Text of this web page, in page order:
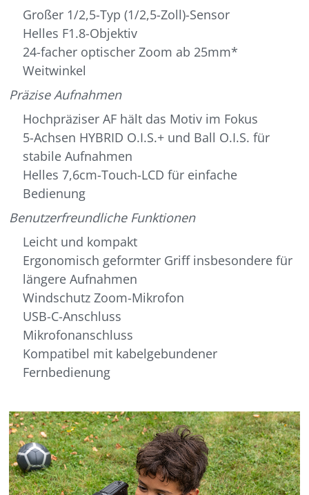
Großer 1/2,5-Typ (1/2,5-Zoll)-Sensor
Helles F1.8-Objektiv
24-facher optischer Zoom ab 25mm*
Weitwinkel
Präzise Aufnahmen
Hochpräziser AF hält das Motiv im Fokus
5-Achsen HYBRID O.I.S.+ und Ball O.I.S. für
stabile Aufnahmen
Helles 7,6cm-Touch-LCD für einfache
Bedienung
Benutzerfreundliche Funktionen
Leicht und kompakt
Ergonomisch geformter Griff insbesondere für
längere Aufnahmen
Windschutz Zoom-Mikrofon
USB-C-Anschluss
Mikrofonanschluss
Kompatibel mit kabelgebundener
Fernbedienung